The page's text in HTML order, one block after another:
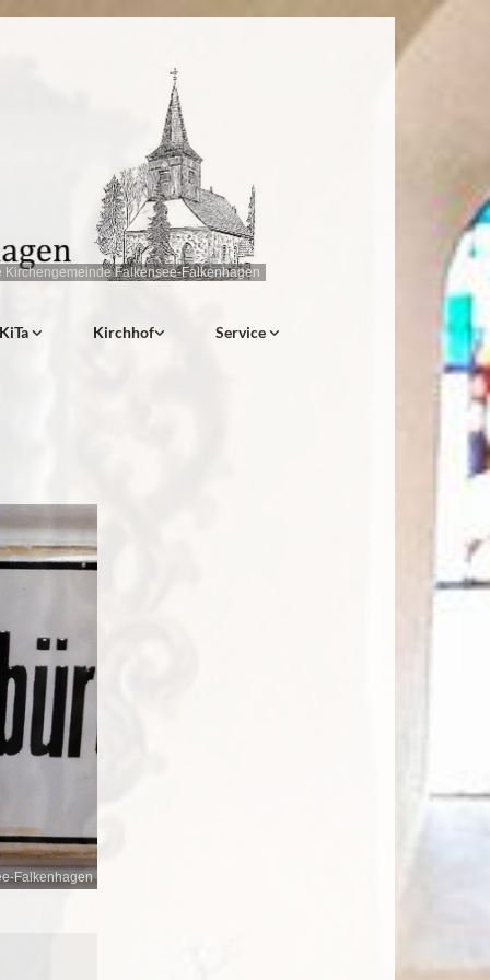
Falkensee-Falkenhagen
KiTa Kirchhof Service
Falkenhagen